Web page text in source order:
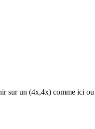
sur un (4x,4x) comme ici